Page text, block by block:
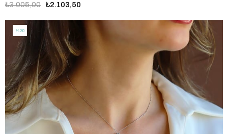
₺2.103,50
₺3.005,00
%30